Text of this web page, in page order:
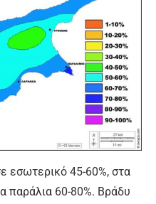
εσωτερικό 45-60%, στα
παράλια 60-80%. Βράδυ